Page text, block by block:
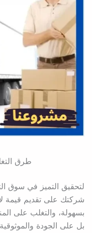
طرق
لتحقيق التميز في سوق
شركتك على تقديم قيمة
بسهولة، والتغلب على
بل على الجودة